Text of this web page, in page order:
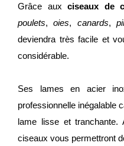
Grâce aux ciseaux de
poulets,oies, canards,
deviendra très facile et
considérable.
Ses lames en acier
professionnelle inégalable
lame lisse et tranchante.
ciseaux vous permettront